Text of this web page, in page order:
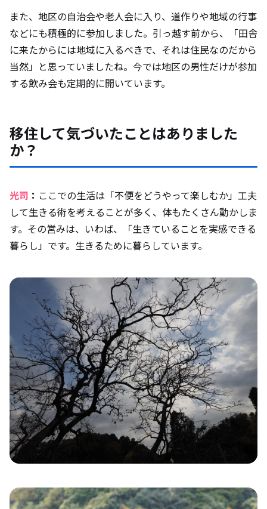
また、地区の自治会や老人会に入り、道作りや地域の行事
などにも積極的に参加しました。引っ越す前から、「田舎
に来たからには地域に入るべきで、それは住民なのだから
当然」と思っていましたね。今では地区の男性だけが参加
する飲み会も定期的に開いています。
移住して気づいたことはありました
か？
光司 ： ここでの生活は「不便をどうやって楽しむか」工夫
して生きる術を考えることが多く、体もたくさん動かしま
す。その営みは、いわば、「生きていることを実感できる
暮らし」です。生きるために暮らしています。